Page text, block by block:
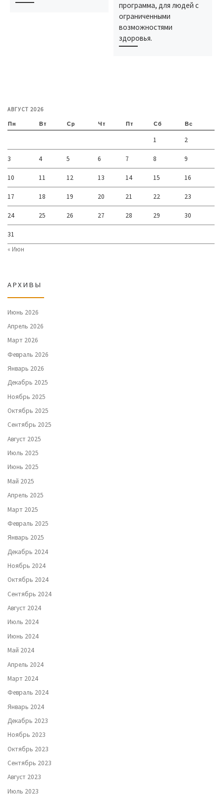
программа, для людей с
ограниченными
возможностями
здоровья.
АВГУСТ 2026
Пн Вт Ср Чт Пт Сб Вс
1 2
3 4 5 6 7 8 9
10 11 12 13 14 15 16
17 18 19 20 21 22 23
24 25 26 27 28 29 30
31
« Июн
АРХИВЫ
Июнь 2026
Апрель 2026
Март 2026
Февраль 2026
Январь 2026
Декабрь 2025
Ноябрь 2025
Октябрь 2025
Сентябрь 2025
Август 2025
Июль 2025
Июнь 2025
Май 2025
Апрель 2025
Март 2025
Февраль 2025
Январь 2025
Декабрь 2024
Ноябрь 2024
Октябрь 2024
Сентябрь 2024
Август 2024
Июль 2024
Июнь 2024
Май 2024
Апрель 2024
Март 2024
Февраль 2024
Январь 2024
Декабрь 2023
Ноябрь 2023
Октябрь 2023
Сентябрь 2023
Август 2023
Июль 2023